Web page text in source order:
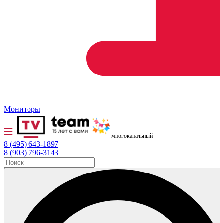
Мониторы
многоканальный
8 (495) 643-1897
8 (903) 796-3143